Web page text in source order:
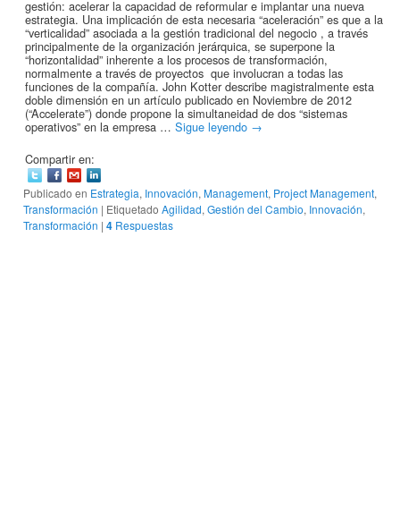
gestión: acelerar la capacidad de reformular e implantar una nueva
estrategia. Una implicación de esta necesaria “aceleración” es que a la
“verticalidad” asociada a la gestión tradicional del negocio , a través
principalmente de la organización jerárquica, se superpone la
“horizontalidad” inherente a los procesos de transformación,
normalmente a través de proyectos que involucran a todas las
funciones de la compañía. John Kotter describe magistralmente esta
doble dimensión en un artículo publicado en Noviembre de 2012
(“Accelerate”) donde propone la simultaneidad de dos “sistemas
operativos” en la empresa …Sigue leyendo →
Compartir en:
Publicado en Estrategia, Innovación,Management, Project Management,
Transformación | Etiquetado Agilidad,Gestión del Cambio, Innovación,
Transformación |4 Respuestas